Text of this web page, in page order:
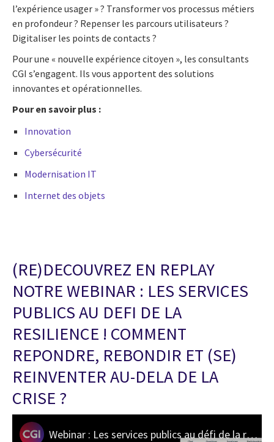
l’expérience usager » ? Transformer vos processus métiers
en profondeur ? Repenser les parcours utilisateurs ?
Digitaliser les points de contacts ?
Pour une « nouvelle expérience citoyen », les consultants
CGI s’engagent. Ils vous apportent des solutions
innovantes et opérationnelles.
Pour en savoir plus :
Innovation
Cybersécurité
Modernisation IT
Internet des objets
(RE)DECOUVREZ EN REPLAY
NOTRE WEBINAR : LES SERVICES
PUBLICS AU DEFI DE LA
RESILIENCE ! COMMENT
REPONDRE, REBONDIR ET (SE)
REINVENTER AU-DELA DE LA
CRISE ?
Webinar : Les services publics au défi de la résilience !